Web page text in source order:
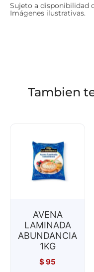
Sujeto a disponibilidad
Imágenes ilustrativas.
Tambien
AVENA
LAMINADA
ABUNDANCIA
1KG
$95